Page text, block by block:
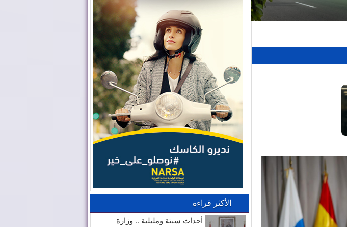
الأكثر قراءة
أحداث سبتة ومليلية .. وزارة